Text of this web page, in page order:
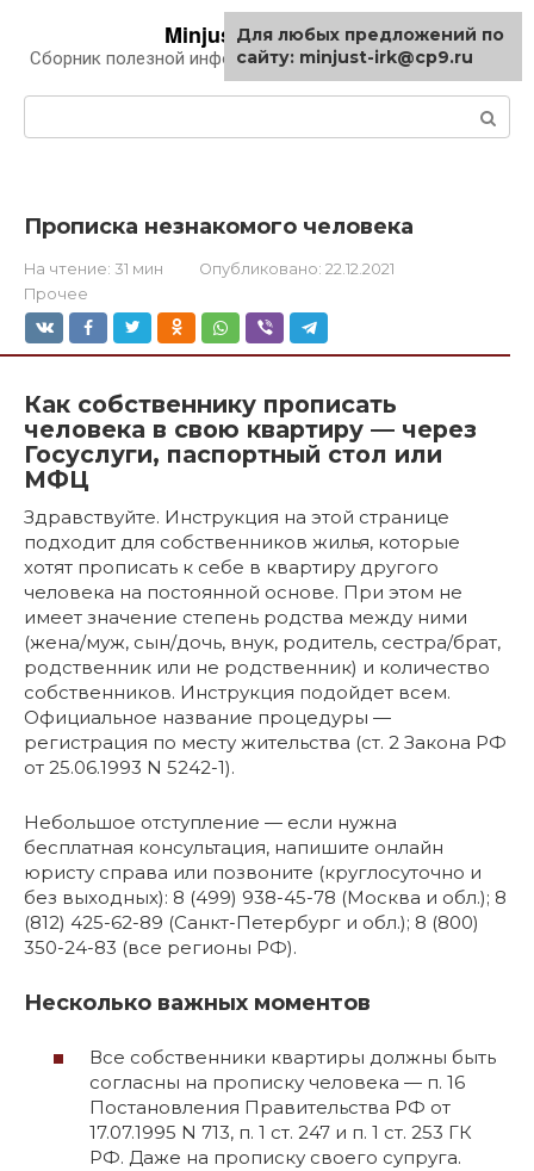
контенту
Minjust-irk.ru
Сборник полезной информации про автомобили
Прописка незнакомого человека
На чтение: 31 мин Опубликовано: 22.12.2021
Прочее
Как собственнику прописать
человека в свою квартиру — через
Госуслуги, паспортный стол или
МФЦ
Здравствуйте. Инструкция на этой странице
подходит для собственников жилья, которые
хотят прописать к себе в квартиру другого
человека на постоянной основе. При этом не
имеет значение степень родства между ними
(жена/муж, сын/дочь, внук, родитель, сестра/брат,
родственник или не родственник) и количество
собственников. Инструкция подойдет всем.
Официальное название процедуры —
регистрация по месту жительства (ст. 2 Закона РФ
от 25.06.1993 N 5242-1).
Небольшое отступление — если нужна
бесплатная консультация, напишите онлайн
юристу справа или позвоните (круглосуточно и
без выходных): 8 (499) 938-45-78 (Москва и обл.); 8
(812) 425-62-89 (Санкт-Петербург и обл.); 8 (800)
350-24-83 (все регионы РФ).
Несколько важных моментов
Все собственники квартиры должны быть
согласны на прописку человека — п. 16
Постановления Правительства РФ от
17.07.1995 N 713, п. 1 ст. 247 и п. 1 ст. 253 ГК
РФ. Даже на прописку своего супруга.
Для любых предложений по
сайту: minjust-irk@cp9.ru